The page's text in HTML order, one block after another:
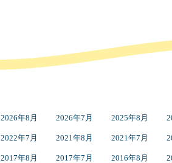
2026年8月 2026年7月 2025年8月
2022年7月 2021年8月 2021年7月
2017年8月 2017年7月 2016年8月